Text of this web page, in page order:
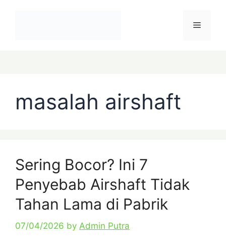
masalah airshaft
Sering Bocor? Ini 7
Penyebab Airshaft Tidak
Tahan Lama di Pabrik
07/04/2026 by Admin Putra